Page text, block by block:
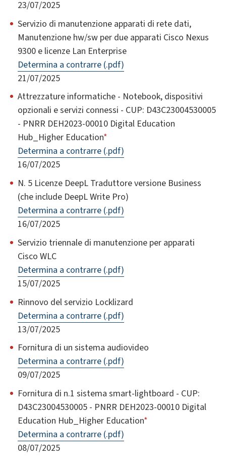
23/07/2025
Servizio di manutenzione apparati di rete dati,
Manutenzione hw/sw per due apparati Cisco Nexus
9300 e licenze Lan Enterprise
Determina a contrarre (.pdf)
21/07/2025
Attrezzature informatiche - Notebook, dispositivi
opzionali e servizi connessi - CUP: D43C23004530005
- PNRR DEH2023-00010 Digital Education
Hub_Higher Education*
Determina a contrarre (.pdf)
16/07/2025
N. 5 Licenze DeepL Traduttore versione Business
(che include DeepL Write Pro)
Determina a contrarre (.pdf)
16/07/2025
Servizio triennale di manutenzione per apparati
Cisco WLC
Determina a contrarre (.pdf)
15/07/2025
Rinnovo del servizio Locklizard
Determina a contrarre (.pdf)
13/07/2025
Fornitura di un sistema audiovideo
Determina a contrarre (.pdf)
09/07/2025
Fornitura di n.1 sistema smart-lightboard - CUP:
D43C23004530005 - PNRR DEH2023-00010 Digital
Education Hub_Higher Education*
Determina a contrarre (.pdf)
08/07/2025